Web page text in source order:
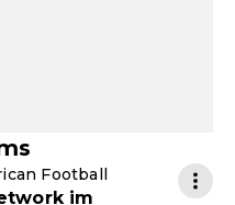
Football
im